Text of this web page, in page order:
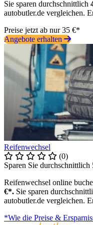
Sie sparen durchschnittlich
autobutler.de vergleichen.
Preise jetzt ab nur 35 €*
Angebote erhalten
Reifenwechsel
(0)
Sparen Sie durchschnittlich
Reifenwechsel online
€*. Sie sparen
autobutler.de vergleichen.
*Wie die Preise &